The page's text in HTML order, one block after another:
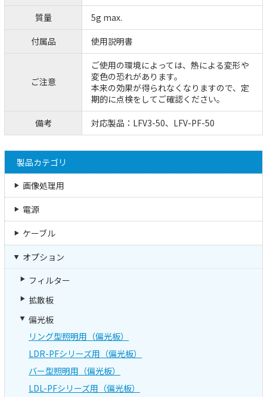
質量
5g max.
付属品
使用説明書
ご注意
ご使用の環境によっては、熱による変形や
変色の恐れがあります。
本来の効果が得られなくなりますので、定
期的に点検をしてご確認ください。
備考
対応製品：LFV3-50、LFV-PF-50
製品カテゴリ
画像処理用
電源
ケーブル
オプション
フィルター
拡散板
偏光板
リング型照明用（偏光板）
LDR-PFシリーズ用（偏光板）
バー型照明用（偏光板）
LDL-PFシリーズ用（偏光板）